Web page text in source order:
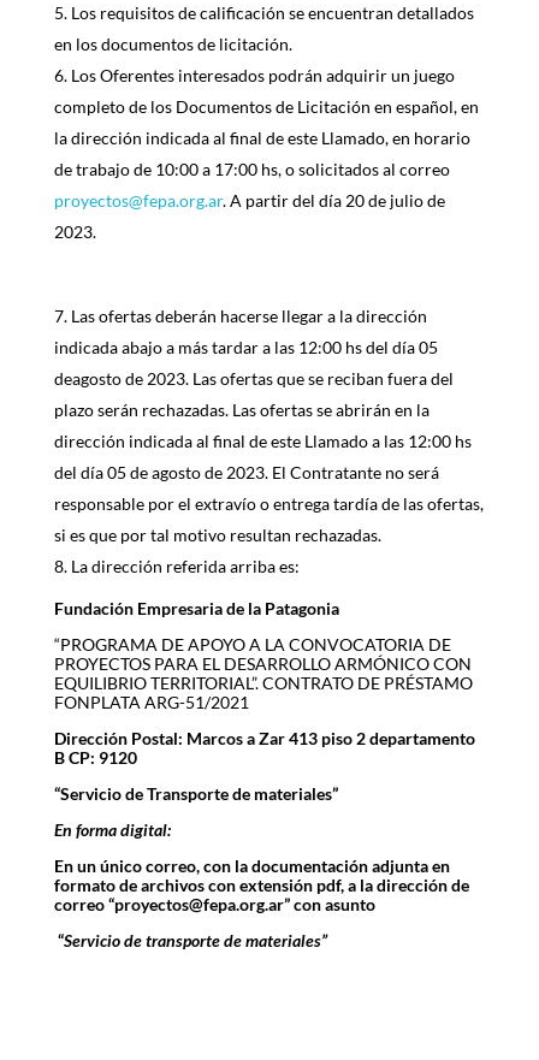
Los requisitos de calificación se encuentran detallados
en los documentos de licitación.
Los Oferentes interesados podrán adquirir un juego
completo de los Documentos de Licitación en español, en
la dirección indicada al final de este Llamado, en horario
de trabajo de 10:00 a 17:00 hs, o solicitados al correo
proyectos@fepa.org.ar. A partir del día 20 de julio de
2023.
Las ofertas deberán hacerse llegar a la dirección
indicada abajo a más tardar a las 12:00 hs del día 05
deagosto de 2023. Las ofertas que se reciban fuera del
plazo serán rechazadas. Las ofertas se abrirán en la
dirección indicada al final de este Llamado a las 12:00 hs
del día 05 de agosto de 2023. El Contratante no será
responsable por el extravío o entrega tardía de las ofertas,
si es que por tal motivo resultan rechazadas.
La dirección referida arriba es:
Fundación Empresaria de la Patagonia
“PROGRAMA DE APOYO A LA CONVOCATORIA DE
PROYECTOS PARA EL DESARROLLO ARMÓNICO CON
EQUILIBRIO TERRITORIAL”. CONTRATO DE PRÉSTAMO
FONPLATA ARG-51/2021
Dirección Postal: Marcos a Zar 413 piso 2 departamento
B CP: 9120
“Servicio de Transporte de materiales”
En forma digital:
En un único correo, con la documentación adjunta en
formato de archivos con extensión pdf, a la dirección de
correo “proyectos@fepa.org.ar” con asunto
“Servicio de transporte de materiales”